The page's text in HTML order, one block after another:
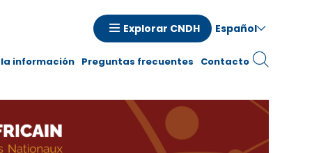
Explorar CNDH Español
información Preguntas frecuentes Contacto